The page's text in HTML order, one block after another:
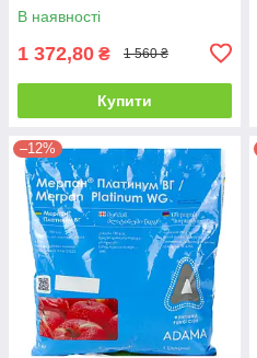
В наявності
1 372,80 ₴ 1 560 ₴
Купити
–12%